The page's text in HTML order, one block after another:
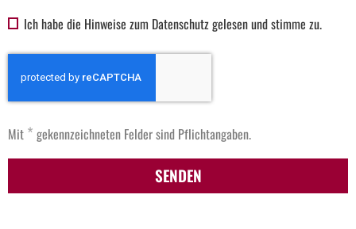
Ich habe die Hinweise zum Datenschutz gelesen und stimme zu.
Mit * gekennzeichneten Felder sind Pflichtangaben.
SENDEN